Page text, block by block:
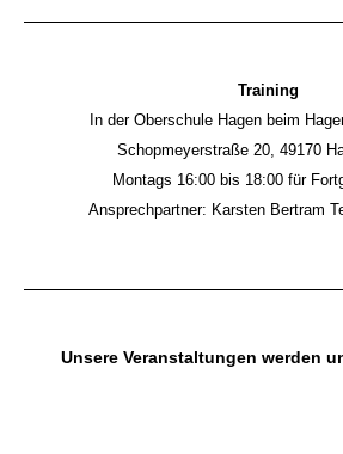
Training
In der Oberschule Hagen beim
Schopmeyerstraße 20, 49170
Montags 16:00 bis 18:00 für
Ansprechpartner: Karsten Bertram
Unsere Veranstaltungen werden